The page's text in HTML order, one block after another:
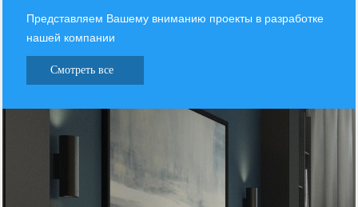
Представляем Вашему вниманию проекты в разработке
нашей компании
Смотреть все